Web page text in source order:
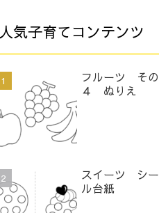
人気子育てコンテンツ
フルーツ その
４ ぬりえ
スイーツ シー
ル台紙